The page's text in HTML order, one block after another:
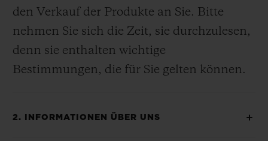
den Verkauf der Produkte an Sie. Bitte
nehmen Sie sich die Zeit, sie durchzulesen,
denn sie enthalten wichtige
Bestimmungen, die für Sie gelten können.
2. INFORMATIONEN ÜBER UNS